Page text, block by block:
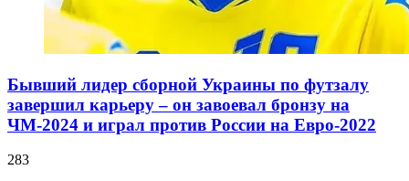
Бывший лидер сборной Украины по футзалу
завершил карьеру – он завоевал бронзу на
ЧМ-2024 и играл против России на Евро-2022
283